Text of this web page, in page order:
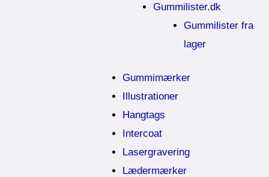
Gummilister.dk
Gummilister fra
lager
Gummimærker
Illustrationer
Hangtags
Intercoat
Lasergravering
Lædermærker